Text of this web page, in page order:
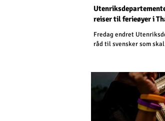
reiser til ferieøyer i
Fredag endret
råd til svensker som